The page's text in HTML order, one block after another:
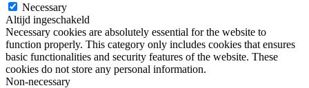
Necessary
Altijd ingeschakeld
Necessary cookies are absolutely essential for the website to
function properly. This category only includes cookies that ensures
basic functionalities and security features of the website. These
cookies do not store any personal information.
Non-necessary